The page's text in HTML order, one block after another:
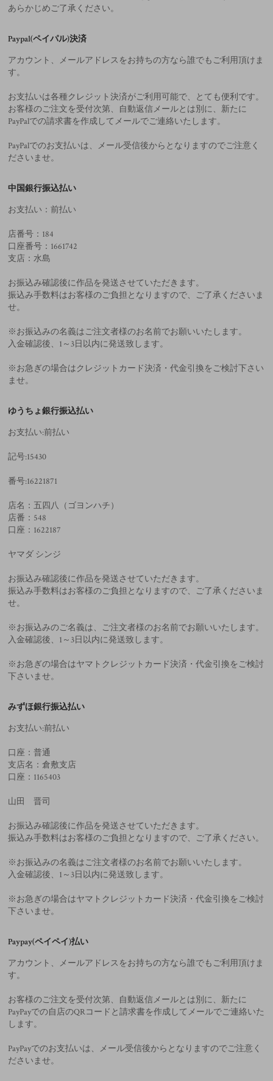
あらかじめご了承ください。
Paypal(ペイパル)決済
アカウント、メールアドレスをお持ちの方なら誰でもご利用頂けま
す。
お支払いは各種クレジット決済がご利用可能で、とても便利です。
お客様のご注文を受付次第、自動返信メールとは別に、新たに
PayPalでの請求書を作成してメールでご連絡いたします。
PayPalでのお支払いは、メール受信後からとなりますのでご注意く
ださいませ。
中国銀行振込払い
お支払い：前払い
店番号：184
口座番号：1661742
支店：水島
お振込み確認後に作品を発送させていただきます。
振込み手数料はお客様のご負担となりますので、ご了承くださいま
せ。
※お振込みの名義はご注文者様のお名前でお願いいたします。
入金確認後、1～3日以内に発送致します。
※お急ぎの場合はクレジットカード決済・代金引換をご検討下さい
ませ。
ゆうちょ銀行振込払い
お支払い:前払い
記号:15430
番号:16221871
店名：五四八（ゴヨンハチ）
店番：548
口座：1622187
ヤマダ シンジ
お振込み確認後に作品を発送させていただきます。
振込み手数料はお客様のご負担となりますので、ご了承くださいま
せ。
※お振込みのご名義は、ご注文者様のお名前でお願いいたします。
入金確認後、1～3日以内に発送致します。
※お急ぎの場合はヤマトクレジットカード決済・代金引換をご検討
下さいませ。
みずほ銀行振込払い
お支払い:前払い
口座：普通
支店名：倉敷支店
口座：1165403
山田 晋司
お振込み確認後に作品を発送させていただきます。
振込み手数料はお客様のご負担となりますので、ご了承ください。
※お振込みの名義はご注文者様のお名前でお願いいたします。
入金確認後、1～3日以内に発送致します。
※お急ぎの場合はヤマトクレジットカード決済・代金引換をご検討
下さいませ。
Paypay(ペイペイ)払い
アカウント、メールアドレスをお持ちの方なら誰でもご利用頂けま
す。
お客様のご注文を受付次第、自動返信メールとは別に、新たに
PayPayでの自店のQRコードと請求書を作成してメールでご連絡いた
します。
PayPayでのお支払いは、メール受信後からとなりますのでご注意く
ださいませ。